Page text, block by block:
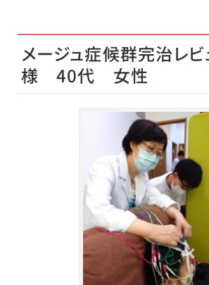
メージュ症候群完治レ
様 40代 女性